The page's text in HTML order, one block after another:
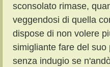
sconsolato rimase,
veggendosi di quella
dispose di non volere
simigliante fare del
senza indugio se